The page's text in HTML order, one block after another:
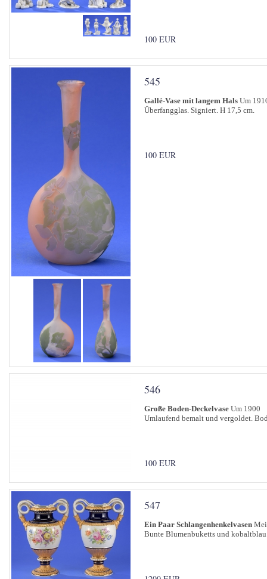
100 EUR
545
Gallé-Vase mit langem Hals Um
Überfangglas. Signiert. H 17,5 cm.
100 EUR
546
Große Boden-Deckelvase Um 1900
Umlaufend bemalt und vergoldet.
100 EUR
547
Ein Paar Schlangenhenkelvasen
Bunte Blumenbuketts und